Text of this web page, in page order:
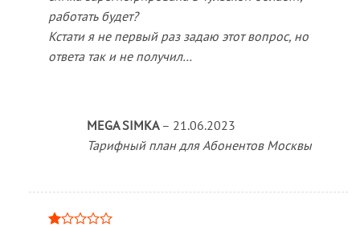
работать будет?
Кстати я не первый раз задаю этот вопрос, но
ответа так и не получил…
MEGA SIMKA – 21.06.2023
Тарифный план для Абонентов Москвы